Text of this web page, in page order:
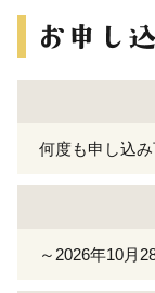
何度も申し込
～2026年10月